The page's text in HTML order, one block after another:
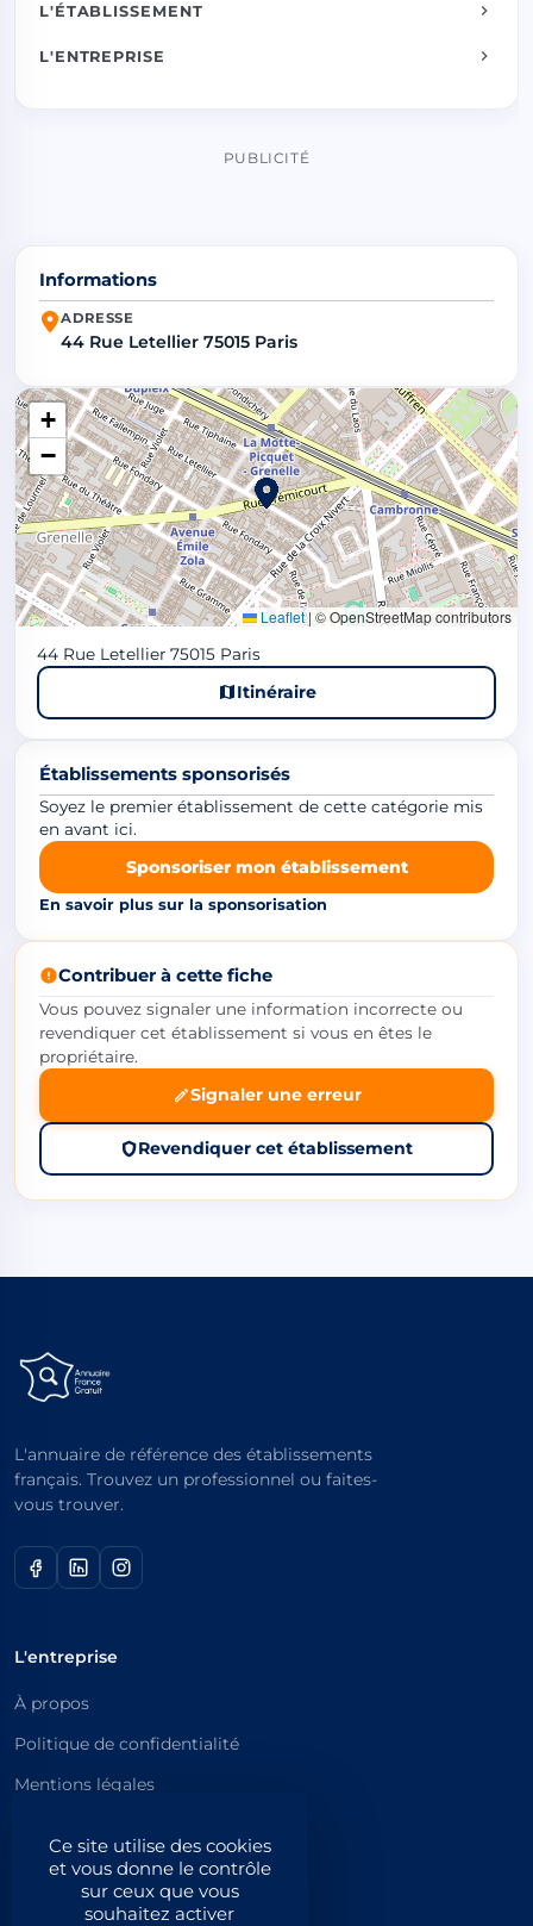
Ce site utilise des cookies
et vous donne le contrôle
sur ceux que vous
souhaitez activer
L'ÉTABLISSEMENT
L'ENTREPRISE
PUBLICITÉ
Informations
ADRESSE
44 Rue Letellier 75015 Paris
+
−
Leaflet | © OpenStreetMap contributors
44 Rue Letellier 75015 Paris
Itinéraire
Établissements sponsorisés
Soyez le premier établissement de cette catégorie mis
en avant ici.
Sponsoriser mon établissement
En savoir plus sur la sponsorisation
Contribuer à cette fiche
Vous pouvez signaler une information incorrecte ou
revendiquer cet établissement si vous en êtes le
propriétaire.
Signaler une erreur
Revendiquer cet établissement
L'annuaire de référence des établissements
français. Trouvez un professionnel ou faites-
vous trouver.
L'entreprise
À propos
Politique de confidentialité
Mentions légales
Catégories principales
Catégories